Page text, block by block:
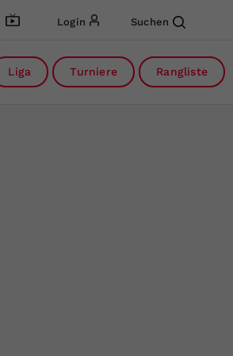
Login Suchen
Liga Turniere Rangliste